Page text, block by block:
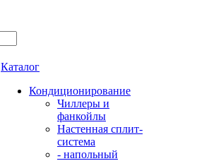
Каталог
Кондиционирование
Чиллеры и
фанкойлы
Настенная сплит-
система
- напольный